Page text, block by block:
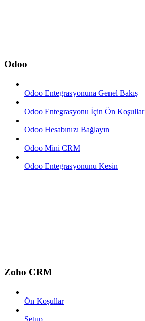
Odoo
Odoo Entegrasyonuna Genel Bakış
Odoo Entegrasyonu İçin Ön Koşullar
Odoo Hesabınızı Bağlayın
Odoo Mini CRM
Odoo Entegrasyonunu Kesin
Zoho CRM
Ön Koşullar
Setup